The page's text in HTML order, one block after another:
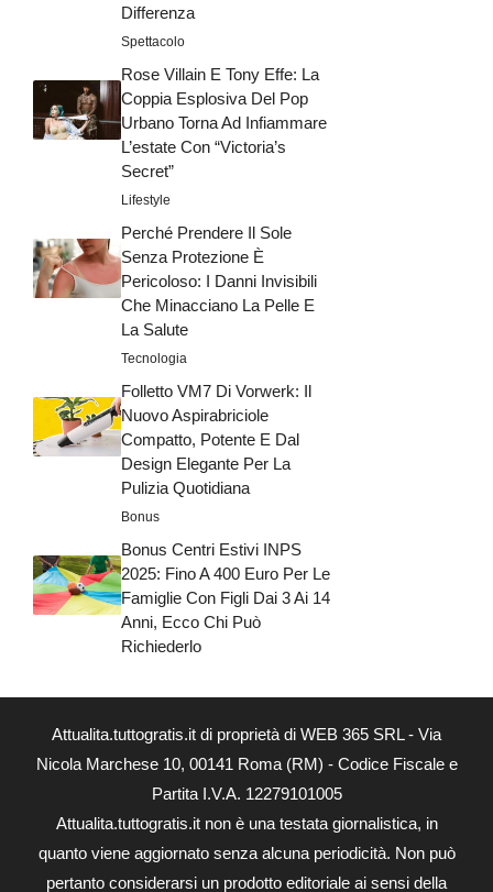
Differenza
Spettacolo
Rose Villain E Tony Effe: La
Coppia Esplosiva Del Pop
Urbano Torna Ad Infiammare
L’estate Con “Victoria’s
Secret”
Lifestyle
Perché Prendere Il Sole
Senza Protezione È
Pericoloso: I Danni Invisibili
Che Minacciano La Pelle E
La Salute
Tecnologia
Folletto VM7 Di Vorwerk: Il
Nuovo Aspirabriciole
Compatto, Potente E Dal
Design Elegante Per La
Pulizia Quotidiana
Bonus
Bonus Centri Estivi INPS
2025: Fino A 400 Euro Per Le
Famiglie Con Figli Dai 3 Ai 14
Anni, Ecco Chi Può
Richiederlo
Attualita.tuttogratis.it di proprietà di WEB 365 SRL - Via
Nicola Marchese 10, 00141 Roma (RM) - Codice Fiscale e
Partita I.V.A. 12279101005
Attualita.tuttogratis.it non è una testata giornalistica, in
quanto viene aggiornato senza alcuna periodicità. Non può
pertanto considerarsi un prodotto editoriale ai sensi della